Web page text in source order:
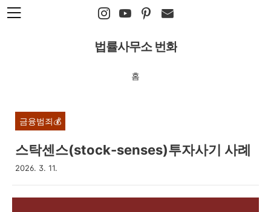
본문 바로가기
법률사무소 번화
홈
금융범죄💰
스탁센스(stock-senses)투자사기 사례
2026. 3. 11.